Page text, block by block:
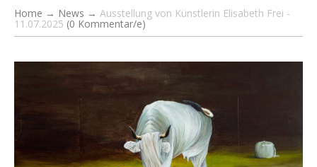
Home → News → Ausstellung von Künstlerin Elisabeth Frei -
11.07.2025 (0 Kommentar/e)